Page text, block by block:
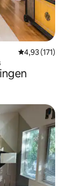
Gemiddelde
4,93 (171)